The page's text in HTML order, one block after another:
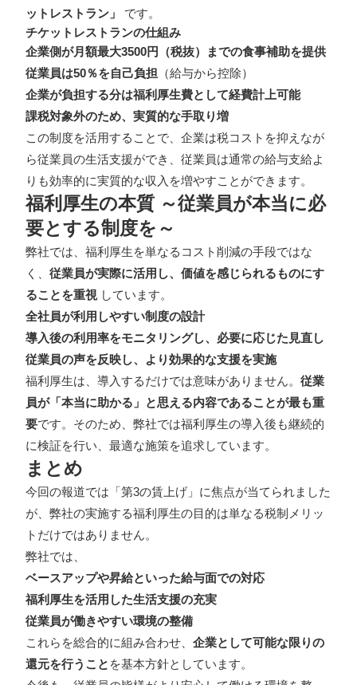
ットレストラン」
です。
チケットレストランの仕組み
企業側が月額最大3500円（税抜）までの食事補助を提供
従業員は50％を自己負担 （給与から控除）
企業が負担する分は福利厚生費として経費計上可能
課税対象外のため、実質的な手取り増
この制度を活用することで、企業は税コストを抑えなが
ら従業員の生活支援ができ、従業員は通常の給与支給よ
りも効率的に実質的な収入を増やすことができます。
福利厚生の本質 ～従業員が本当に必
要とする制度を～
弊社では、福利厚生を単なるコスト削減の手段ではな
く、 従業員が実際に活用し、価値を感じられるものにす
ることを重視 しています。
全社員が利用しやすい制度の設計
導入後の利用率をモニタリングし、必要に応じた見直し
従業員の声を反映し、より効果的な支援を実施
福利厚生は、導入するだけでは意味がありません。 従業
員が「本当に助かる」と思える内容であることが最も重
要です。そのため、弊社では福利厚生の導入後も継続的
に検証を行い、最適な施策を追求しています。
まとめ
今回の報道では「第3の賃上げ」に焦点が当てられました
が、弊社の実施する福利厚生の目的は単なる税制メリッ
トだけではありません。
弊社では、
ベースアップや昇給といった給与面での対応
福利厚生を活用した生活支援の充実
従業員が働きやすい環境の整備
これらを総合的に組み合わせ、 企業として可能な限りの
還元を行うこと を基本方針としています。